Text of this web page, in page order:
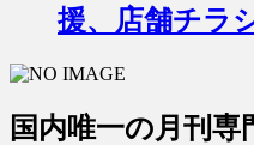
援、店舗チラ
国内唯一の月刊